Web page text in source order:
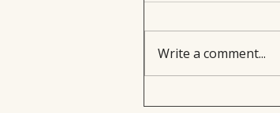
Write a comment...